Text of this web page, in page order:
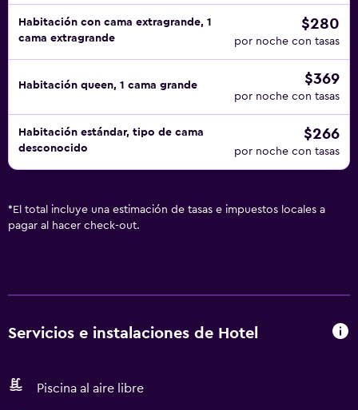
Habitación con cama extragrande, 1
cama extragrande
$280
por noche con tasas
Habitación queen, 1 cama grande $369
por noche con tasas
Habitación estándar, tipo de cama
desconocido
$266
por noche con tasas
* El total incluye una estimación de tasas e impuestos locales a
pagar al hacer check-out.
Servicios e instalaciones de Hotel
Piscina al aire libre